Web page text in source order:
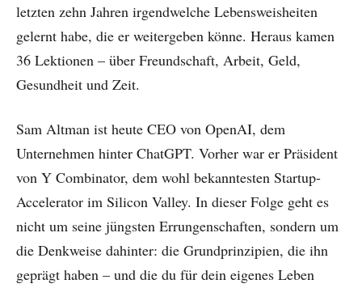
letzten zehn Jahren irgendwelche Lebensweisheiten
gelernt habe, die er weitergeben könne. Heraus kamen
36 Lektionen – über Freundschaft, Arbeit, Geld,
Gesundheit und Zeit.
Sam Altman ist heute CEO von OpenAI, dem
Unternehmen hinter ChatGPT. Vorher war er Präsident
von Y Combinator, dem wohl bekanntesten Startup-
Accelerator im Silicon Valley. In dieser Folge geht es
nicht um seine jüngsten Errungenschaften, sondern um
die Denkweise dahinter: die Grundprinzipien, die ihn
geprägt haben – und die du für dein eigenes Leben